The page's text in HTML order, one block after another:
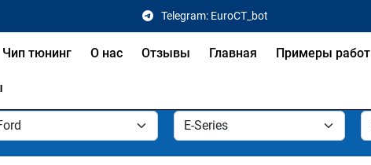
Telegram: EuroCT_bot
Чип тюнинг О нас Отзывы Главная Примеры работ